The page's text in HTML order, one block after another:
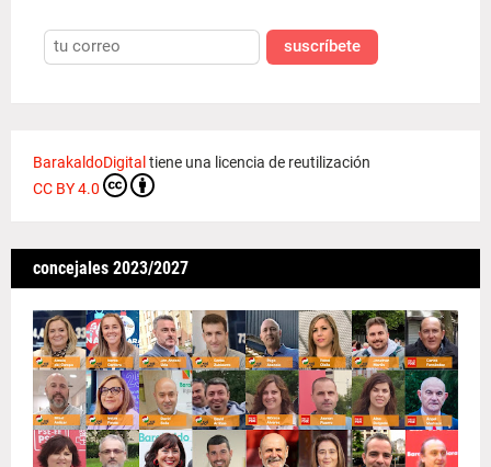
suscríbete
BarakaldoDigitaltiene una licencia de reutilización
CC BY 4.0
concejales 2023/2027